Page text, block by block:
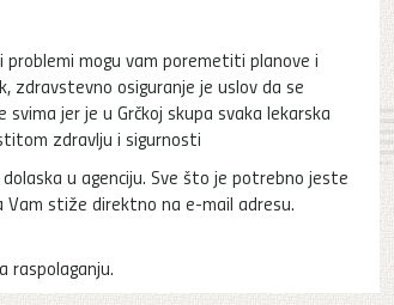
mogu vam poremetiti planove i
zdravstevno osiguranje je uslov da se
jer je u Grčkoj skupa svaka lekarska
zdravlju i sigurnosti
u agenciju. Sve što je potrebno jeste
stiže direktno na e-mail adresu.
raspolaganju.